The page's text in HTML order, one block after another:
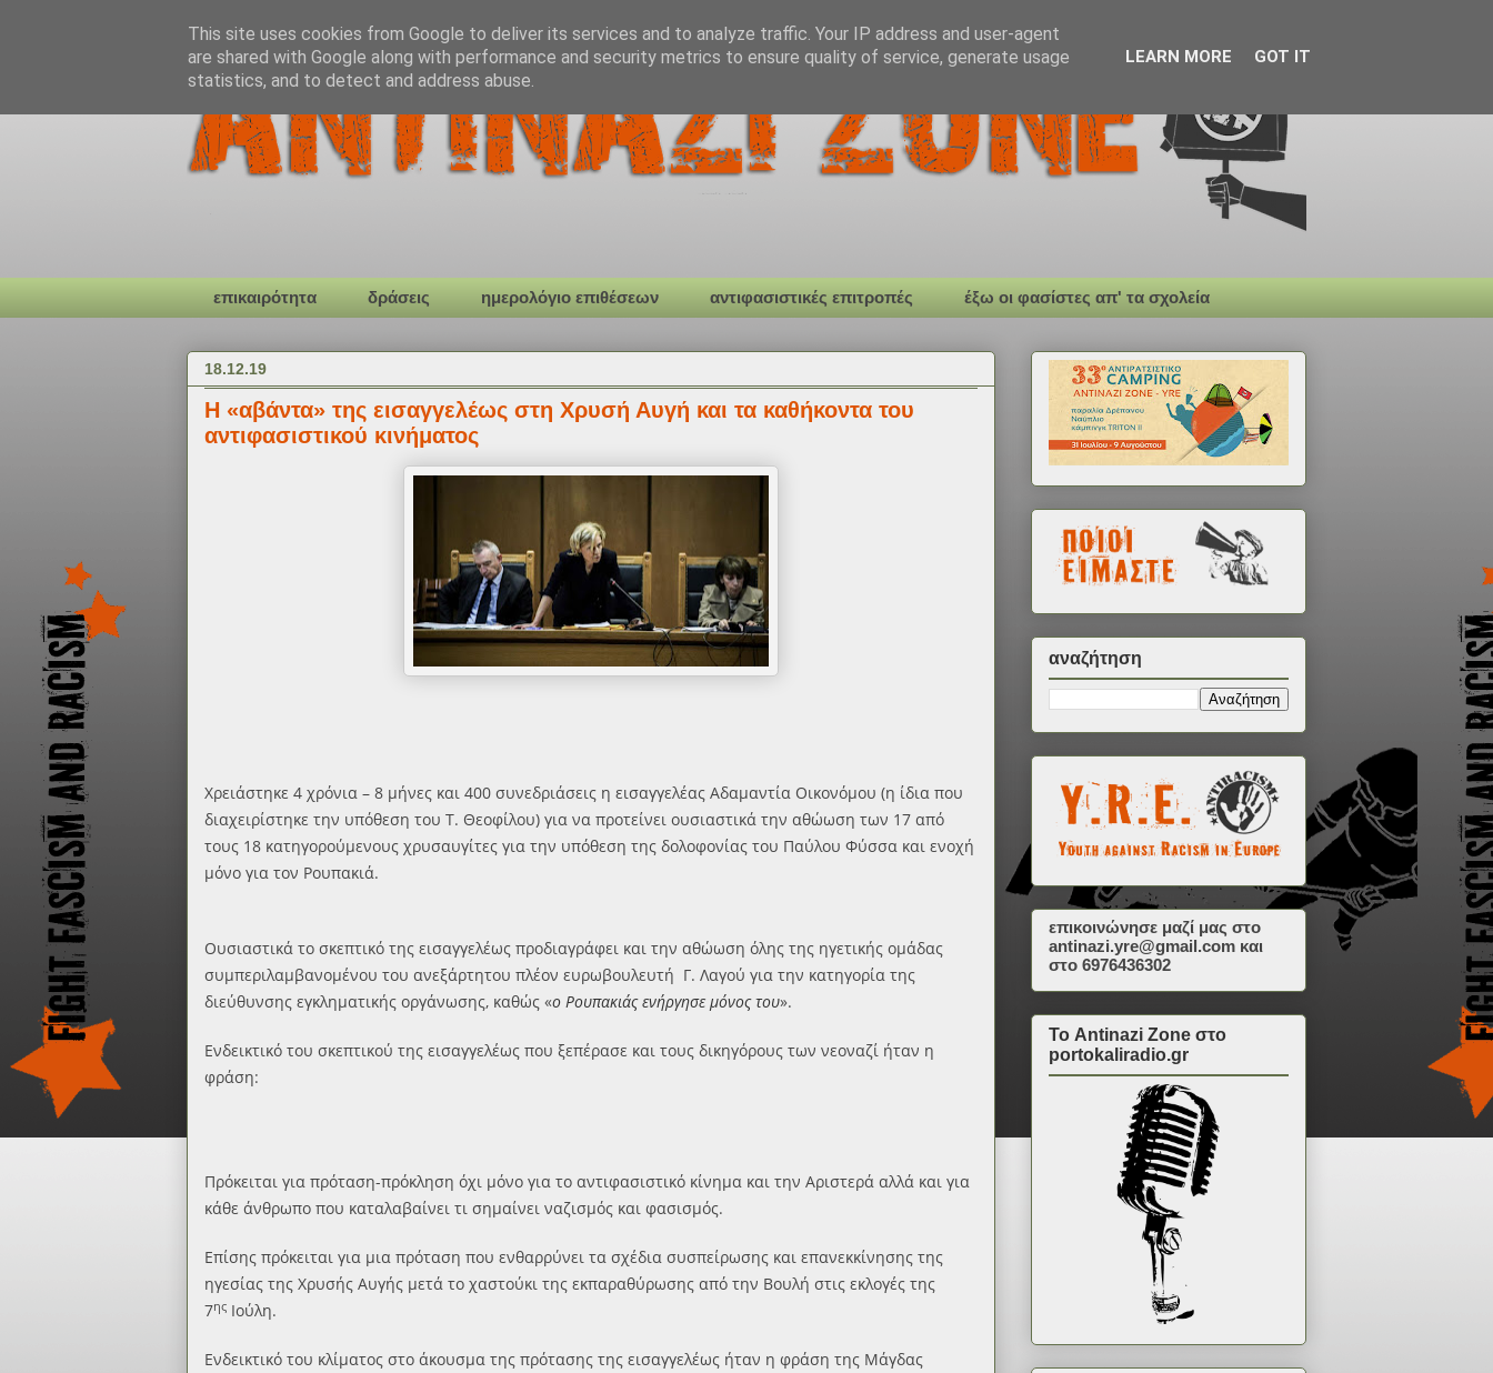
επικαιρότητα δράσεις ημερολόγιο επιθέσεων αντιφασιστικές επιτροπές έξω οι φασίστες απ' τα σχολεία
18.12.19
Η «αβάντα» της εισαγγελέως στη Χρυσή Αυγή και τα καθήκοντα του
αντιφασιστικού κινήματος
Χρειάστηκε 4 χρόνια – 8 μήνες και 400 συνεδριάσεις η εισαγγελέας Αδαμαντία Οικονόμου (η ίδια που
διαχειρίστηκε την υπόθεση του Τ. Θεοφίλου) για να προτείνει ουσιαστικά την αθώωση των 17 από
τους 18 κατηγορούμενους χρυσαυγίτες για την υπόθεση της δολοφονίας του Παύλου Φύσσα και ενοχή
μόνο για τον Ρουπακιά.
Ουσιαστικά το σκεπτικό της εισαγγελέως προδιαγράφει και την αθώωση όλης της ηγετικής ομάδας
συμπεριλαμβανομένου του ανεξάρτητου πλέον ευρωβουλευτή Γ. Λαγού για την κατηγορία της
διεύθυνσης εγκληματικής οργάνωσης, καθώς «ο Ρουπακιάς ενήργησε μόνος του».
Ενδεικτικό του σκεπτικού της εισαγγελέως που ξεπέρασε και τους δικηγόρους των νεοναζί ήταν η
φράση:
Πρόκειται για πρόταση-πρόκληση όχι μόνο για το αντιφασιστικό κίνημα και την Αριστερά αλλά και για
κάθε άνθρωπο που καταλαβαίνει τι σημαίνει ναζισμός και φασισμός.
Επίσης πρόκειται για μια πρόταση που ενθαρρύνει τα σχέδια συσπείρωσης και επανεκκίνησης της
ηγεσίας της Χρυσής Αυγής μετά το χαστούκι της εκπαραθύρωσης από την Βουλή στις εκλογές της
7ης Ιούλη.
Ενδεικτικό του κλίματος στο άκουσμα της πρότασης της εισαγγελέως ήταν η φράση της Μάγδας
αναζήτηση
επικοινώνησε μαζί μας στο
antinazi.yre@gmail.com και
στο 6976436302
Το Antinazi Zone στο
portokaliradio.gr
This site uses cookies from Google to deliver its services and to analyze traffic. Your IP address and user-agent
are shared with Google along with performance and security metrics to ensure quality of service, generate usage
statistics, and to detect and address abuse.
LEARN MORE GOT IT